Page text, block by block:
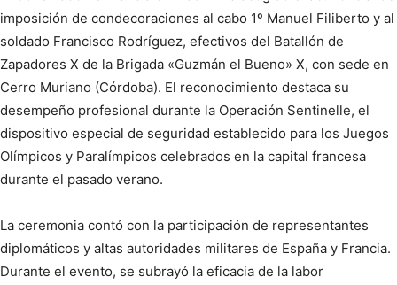
imposición de condecoraciones al cabo 1º Manuel Filiberto y al
soldado Francisco Rodríguez, efectivos del Batallón de
Zapadores X de la Brigada «Guzmán el Bueno» X, con sede en
Cerro Muriano (Córdoba). El reconocimiento destaca su
desempeño profesional durante la Operación Sentinelle, el
dispositivo especial de seguridad establecido para los Juegos
Olímpicos y Paralímpicos celebrados en la capital francesa
durante el pasado verano.
La ceremonia contó con la participación de representantes
diplomáticos y altas autoridades militares de España y Francia.
Durante el evento, se subrayó la eficacia de la labor